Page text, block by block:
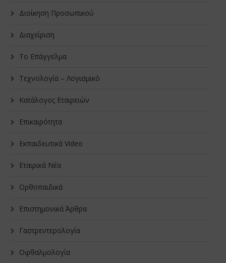
Διοίκηση Προσωπικού
Διαχείριση
Το Επάγγελμα
Τεχνολογία – Λογισμικό
Κατάλογος Εταιρειών
Επικαιρότητα
Εκπαιδευτικά Video
Εταιρικά Νέα
Oρθοπαιδικά
Επιστημονικά Άρθρα
Γαστρεντερολογία
Οφθαλμολογία